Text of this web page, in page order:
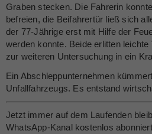
Graben stecken. Die Fahrerin
befreien, die Beifahrertür ließ sich
der 77-Jährige erst mit Hilfe der
werden konnte. Beide erlitten
zur weiteren Untersuchung in ein
Ein Abschleppunternehmen
Unfallfahrzeugs. Es entstand
Jetzt immer auf dem Laufenden
WhatsApp-Kanal kostenlos